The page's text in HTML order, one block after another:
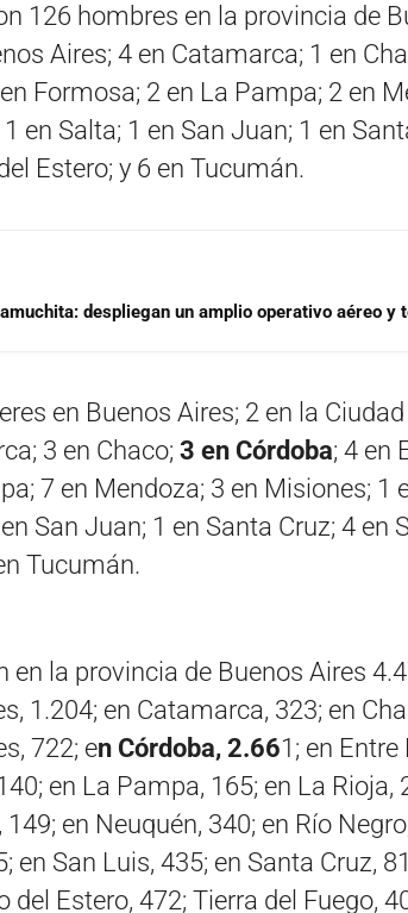
126 hombres en la provincia de
Aires; 4 en Catamarca; 1 en
Formosa; 2 en La Pampa; 2 en
en Salta; 1 en San Juan; 1 en
Estero; y 6 en Tucumán.
despliegan un amplio operativo aéreo y
en Buenos Aires; 2 en la
3 en Chaco; 3 en Córdoba; 4 en
7 en Mendoza; 3 en Misiones; 1
San Juan; 1 en Santa Cruz; 4 en
Tucumán.
en la provincia de Buenos Aires
1.204; en Catamarca, 323; en
722; en Córdoba, 2.661; en Entre
en La Pampa, 165; en La Rioja,
en Neuquén, 340; en Río
en San Luis, 435; en Santa Cruz,
del Estero, 472; Tierra del Fuego,